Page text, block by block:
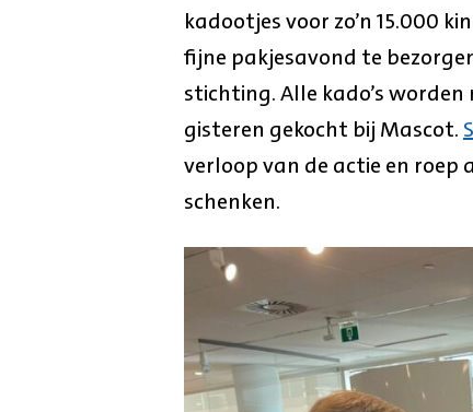
kadootjes voor zo’n 15.000
fijne pakjesavond te
stichting. Alle kado’s
gisteren gekocht bij Mascot.
verloop van de actie en roep
schenken.